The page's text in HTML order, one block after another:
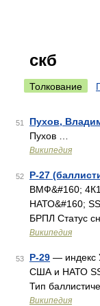
скб
Толкование
51 Пухов,
Пухов …
Википедия
52 Р-27
ВМФ&#160;
НАТО&#160;
БРПЛ Статус
Википедия
53 Р-29 —
США и НАТО SS
Тип
Википедия